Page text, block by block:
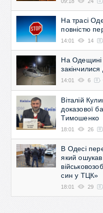
На трасі
повністю
14:01 14
На Одещині
14:01 6
Віталій
доказової
Тимошенко
18:01 26
В Одесі
який ошукав
син у ТЦК»
18:01 29